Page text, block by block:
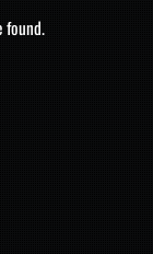
found.